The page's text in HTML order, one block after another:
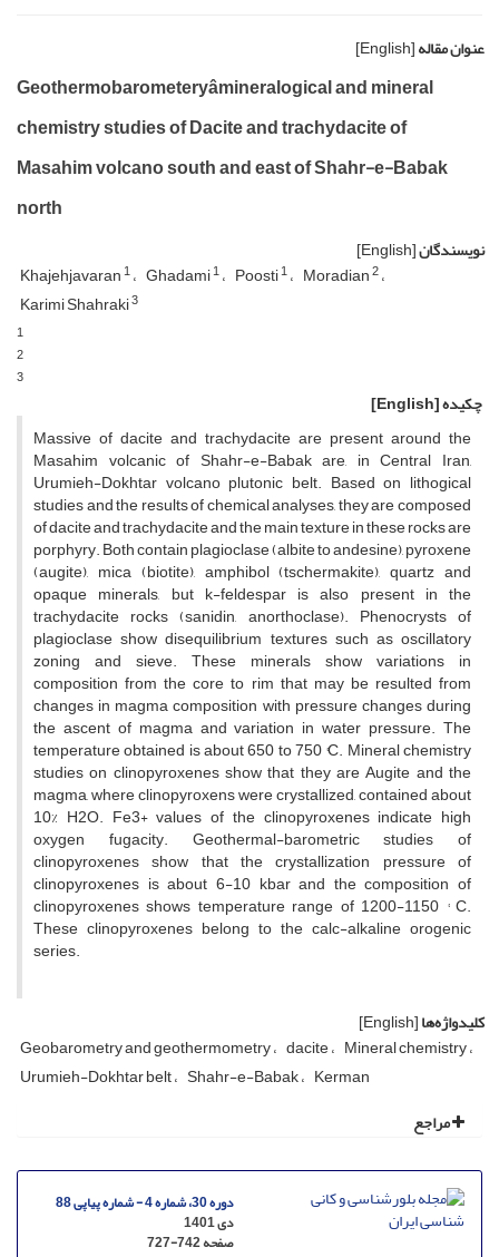
عنوان مقاله[English]
Geothermobarometeryâmineralogical and mineral
chemistry studies of Dacite and trachydacite of
Masahim volcano south and east of Shahr-e-Babak
north
نویسندگان[English]
Khajehjavaran1 Ghadami1 Poosti1 Moradian2
Karimi Shahraki3
1
2
3
چکیده[English]
Massive of dacite and trachydacite are present around the
Masahim volcanic of Shahr-e-Babak are, in Central Iran,
Urumieh-Dokhtar volcano plutonic belt. Based on lithogical
studies and the results of chemical analyses, they are composed
of dacite and trachydacite and the main texture in these rocks are
porphyry. Both contain plagioclase (albite to andesine), pyroxene
(augite), mica (biotite), amphibol (tschermakite), quartz and
opaque minerals, but k-feldespar is also present in the
trachydacite rocks (sanidin, anorthoclase). Phenocrysts of
plagioclase show disequilibrium textures such as oscillatory
zoning and sieve. These minerals show variations in
composition from the core to rim that may be resulted from
changes in magma composition with pressure changes during
the ascent of magma and variation in water pressure. The
temperature obtained is about 650 to 750 °C. Mineral chemistry
studies on clinopyroxenes show that they are Augite and the
magma, where clinopyroxens were crystallized, contained about
10% H2O. Fe3+ values of the clinopyroxenes indicate high
oxygen fugacity. Geothermal-barometric studies of
clinopyroxenes show that the crystallization pressure of
clinopyroxenes is about 6-10 kbar and the composition of
clinopyroxenes shows temperature range of 1200-1150 ° C.
These clinopyroxenes belong to the calc-alkaline orogenic
series.
کلیدواژه‌ها[English]
Geobarometry and geothermometry dacite Mineral chemistry
Urumieh-Dokhtar belt Shahr-e-Babak Kerman
مراجع
دوره 30، شماره 4 - شماره پیاپی 88
دی 1401
صفحه727-742